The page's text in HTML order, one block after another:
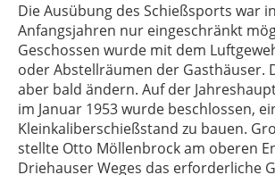
Die Ausübung des Schießsports war
Anfangsjahren nur eingeschränkt
Geschossen wurde mit dem
oder Abstellräumen der Gasthäuser.
aber bald ändern. Auf der
im Januar 1953 wurde beschlossen,
Kleinkaliberschießstand zu bauen.
stellte Otto Möllenbrock am oberen
Driehauser Weges das erforderliche